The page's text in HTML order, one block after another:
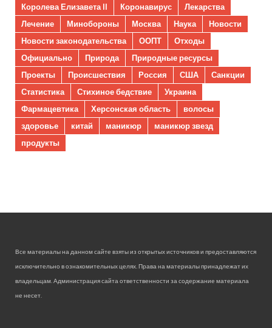
Королева Елизавета II
Коронавирус
Лекарства
Лечение
Минобороны Москва Наука
Новости
Новости законодательства
ООПТ
Отходы
Официально
Природа
Природные ресурсы
Проекты
Происшествия Россия США
Санкции
Статистика
Стихиное бедствие
Украина
Фармацевтика
Херсонская область
волосы
здоровье
китай маникюр
маникюр звезд
продукты
Все материалы на данном сайте взяты из открытых источников и предоставляются
исключительно в ознакомительных целях. Права на материалы принадлежат их
владельцам. Администрация сайта ответственности за содержание материала
не несет.